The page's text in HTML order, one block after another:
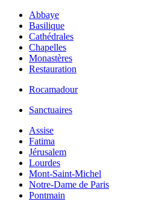
Abbaye
Basilique
Cathédrales
Chapelles
Monastères
Restauration
Rocamadour
Sanctuaires
Assise
Fatima
Jérusalem
Lourdes
Mont-Saint-Michel
Notre-Dame de Paris
Pontmain